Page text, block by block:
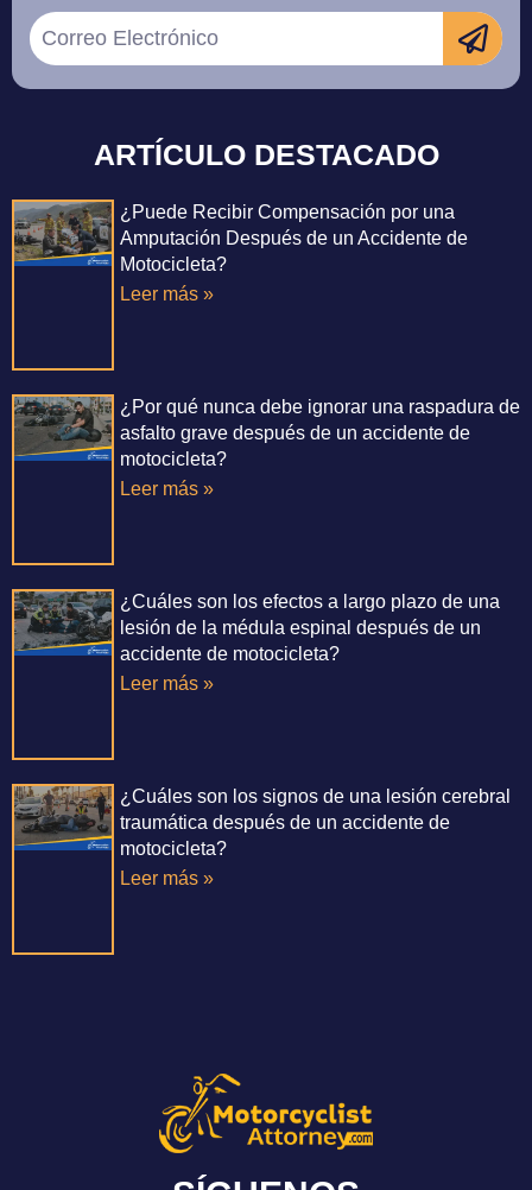
ARTÍCULO DESTACADO
¿Puede Recibir Compensación por una
Amputación Después de un Accidente de
Motocicleta?
Leer más »
¿Por qué nunca debe ignorar una raspadura de
asfalto grave después de un accidente de
motocicleta?
Leer más »
¿Cuáles son los efectos a largo plazo de una
lesión de la médula espinal después de un
accidente de motocicleta?
Leer más »
¿Cuáles son los signos de una lesión cerebral
traumática después de un accidente de
motocicleta?
Leer más »